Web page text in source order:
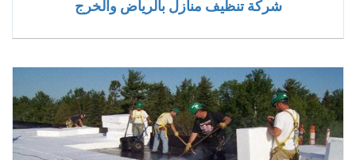
شركة تنظيف منازل بالرياض والخرج